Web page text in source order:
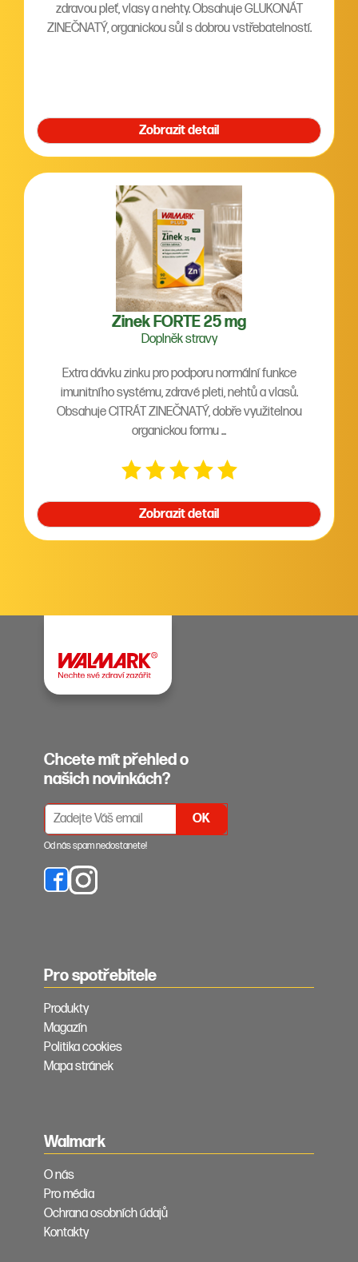
zdravou pleť, vlasy a nehty. Obsahuje GLUKONÁT
ZINEČNATÝ, organickou sůl s dobrou vstřebatelností.
Zobrazit detail
Zinek FORTE 25 mg
Doplněk stravy
Extra dávku zinku pro podporu normální funkce
imunitního systému, zdravé pleti, nehtů a vlasů.
Obsahuje CITRÁT ZINEČNATÝ, dobře využitelnou
organickou formu ...
Zobrazit detail
Pro spotřebitele
Produkty
Magazín
Politika cookies
Mapa stránek
Walmark
O nás
Pro média
Ochrana osobních údajů
Kontakty
Chcete mít přehled o
našich novinkách?
PŘIHLÁŠENÍ K ODBĚRU NEWSLETTERŮ
Od nás spam nedostanete!